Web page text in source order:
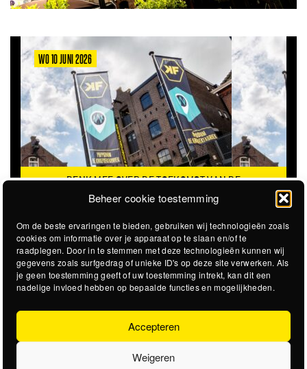
Beheer cookie toestemming
Om de beste ervaringen te bieden, gebruiken wij technologieën zoals
cookies om informatie over je apparaat op te slaan en/of te
raadplegen. Door in te stemmen met deze technologieën kunnen wij
gegevens zoals surfgedrag of unieke ID's op deze site verwerken. Als
je geen toestemming geeft of uw toestemming intrekt, kan dit een
nadelige invloed hebben op bepaalde functies en mogelijkheden.
Accepteren
Weigeren
WO 10 JUNI 2026
DENK MEE OVER DE TOEKOMST VAN DE
KROEPOEKFABRIEK